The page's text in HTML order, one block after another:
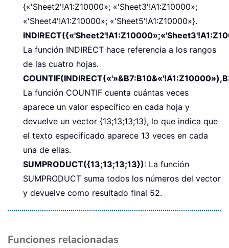
{«'Sheet2'!A1:Z10000»; «'Sheet3'!A1:Z10000»;
«'Sheet4'!A1:Z10000»; «'Sheet5'!A1:Z10000»}.
La función INDIRECT hace referencia a los rangos
de las cuatro hojas.
La función COUNTIF cuenta cuántas veces
aparece un valor específico en cada hoja y
devuelve un vector {13;13;13;13}, lo que indica que
el texto especificado aparece 13 veces en cada
una de ellas.
SUMPRODUCT({13;13;13;13}): La función
SUMPRODUCT suma todos los números del vector
y devuelve como resultado final 52.
Funciones relacionadas